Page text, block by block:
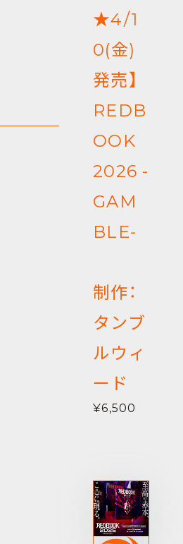
★4/1
0(金)
発売】
REDB
OOK
2026 -
GAM
BLE-
制作：
タンブ
ルウィ
ード
¥6,500